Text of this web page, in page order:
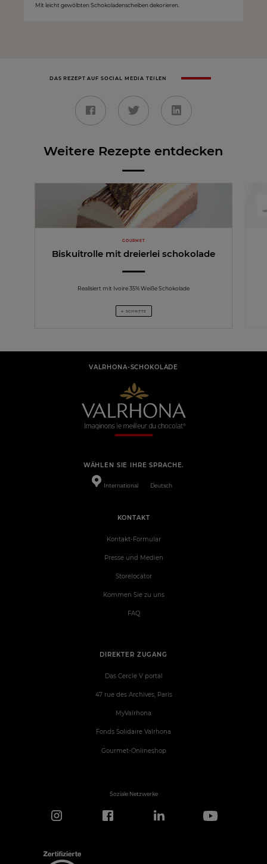
Mit leicht gewölbten Schokoladenscheiben dekorieren.
DAS REZEPT AUF SOCIAL MEDIA TEILEN
Weitere Rezepte entdecken
GOURMET
Biskuitrolle mit dreierlei schokolade
Realisiert mit Ivoire 35% Weiße Schokolade
4 SCHRITTE
VALRHONA-SCHOKOLADE
WÄHLEN SIE IHRE SPRACHE.
International Deutsch
DIREKTER ZUGANG
Das Cercle V portal
47 rue des Archives, Paris
MyValrhona
Fonds Solidaire Valrhona
Gourmet-Onlineshop
KONTAKT
Kontakt-Formular
Presse und Medien
Storelocator
Kommen Sie zu uns
FAQ
Soziale Netzwerke